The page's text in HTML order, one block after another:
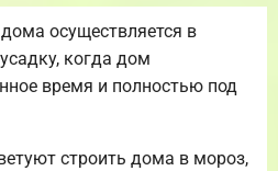
осуществляется в
когда дом
время и полностью под
строить дома в мороз,